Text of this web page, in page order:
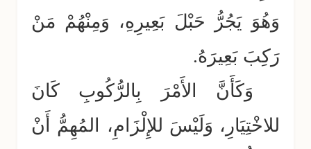
وَهُوَ يَجُرُّ حَبْلَ بَعِيرِهِ، وَمِنْهُمْ مَنْ
رَكِبَ بَعِيرَهُ.
وَكَأَنَّ الأَمْرَ بِالرُّكُوبِ كَانَ
للاخْتِيَارِ، وَلَيْسَ للإِلْزَامِ، المُهِمُّ أَنْ